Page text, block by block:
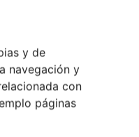
y de
navegación y
con
páginas
Vilamarín 2026
2026
Baños de Molga